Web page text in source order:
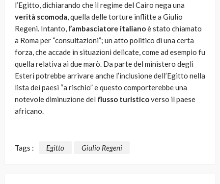
l’Egitto, dichiarando che il regime del Cairo nega una
verità scomoda, quella delle torture inflitte a Giulio
Regeni. Intanto, l’ambasciatore italianoè stato chiamato
a Roma per “consultazioni”; un atto politico di una certa
forza, che accade in situazioni delicate, come ad esempio fu
quella relativa ai due marò. Da parte del ministero degli
Esteri potrebbe arrivare anche l’inclusione dell’Egitto nella
lista dei paesi “a rischio” e questo comporterebbe una
notevole diminuzione del flusso turisticoverso il paese
africano.
Tags : Egitto Giulio Regeni